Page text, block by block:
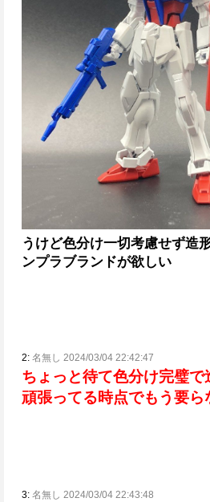
うけど色分け一切考慮せず造
ンプラブランドが欲しい
2: 名無し 2024/03/04 22:42:47
ちょっと待て色分け完璧
頑張ってる時点でもう要ら
3: 名無し 2024/03/04 22:43:48